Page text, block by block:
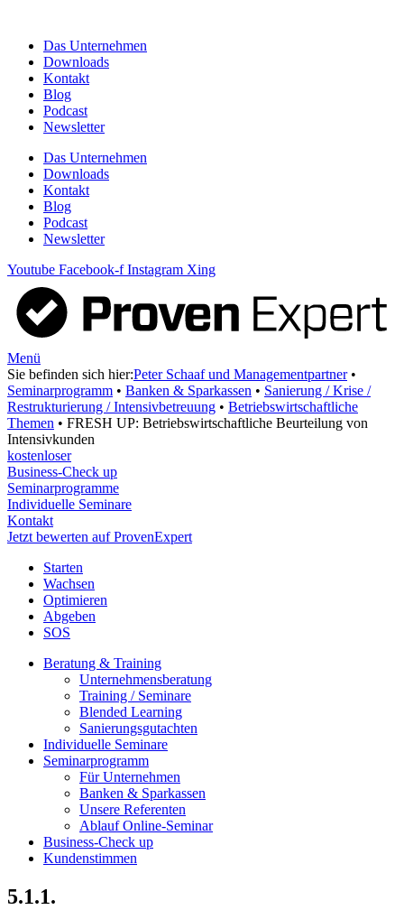
springenDas Unternehmen
Downloads
Kontakt
Blog
Podcast
Newsletter
Das Unternehmen
Downloads
Kontakt
Blog
Podcast
Newsletter
Youtube Facebook-f Instagram Xing
Menü
Sie befinden sich hier:Peter Schaaf und Managementpartner•
Seminarprogramm • Banken & Sparkassen • Sanierung / Krise /
Restrukturierung / Intensivbetreuung • Betriebswirtschaftliche
Themen • FRESH UP: Betriebswirtschaftliche Beurteilung von
Intensivkunden
kostenloser
Business-Check up
Seminarprogramme
Individuelle Seminare
Kontakt
Jetzt bewerten auf ProvenExpert
Starten
Wachsen
Optimieren
Abgeben
SOS
Beratung & Training
Unternehmens­beratung
Training / Seminare
Blended Learning
Sanierungs­gutachten
Individuelle Seminare
Seminarprogramm
Für Unternehmen
Banken & Sparkassen
Unsere Referenten
Ablauf Online-Seminar
Business-Check up
Kundenstimmen
5.1.1.